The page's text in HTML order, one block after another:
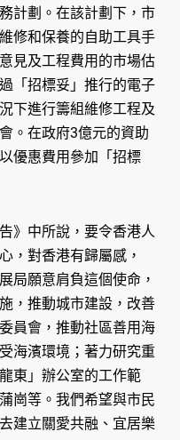
計劃。在該計劃下，市
修和保養的自助工具手
見及工程費用的市場估
「招標妥」推行的電子
下進行籌組維修工程及
。在政府3億元的資助
優惠費用參加「招標
》中所說，要令香港人
，對香港有歸屬感，
局願意肩負這個使命，
，推動城市建設，改善
員會，推動社區善用海
海濱環境；著力研究重
東」辦公室的工作範
崗等。我們希望與市民
建立關愛共融、宜居樂